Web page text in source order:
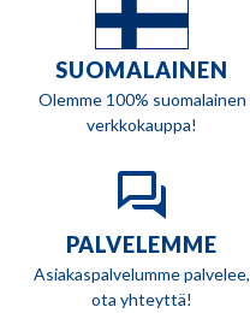
SUOMALAINEN
Olemme 100% suomalainen
verkkokauppa!
PALVELEMME
Asiakaspalvelumme palvelee,
ota yhteyttä!